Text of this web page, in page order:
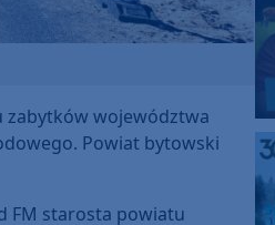
zabytków województwa
Powiat bytowski
FM starosta powiatu